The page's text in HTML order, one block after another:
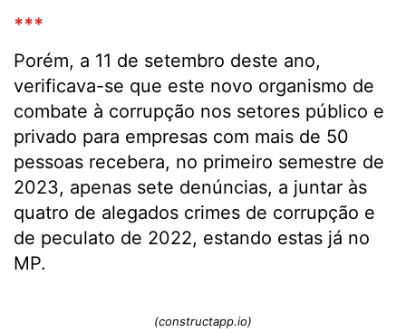
***
Porém, a 11 de setembro deste ano,
verificava-se que este novo organismo de
combate à corrupção nos setores público e
privado para empresas com mais de 50
pessoas recebera, no primeiro semestre de
2023, apenas sete denúncias, a juntar às
quatro de alegados crimes de corrupção e
de peculato de 2022, estando estas já no
MP.
(constructapp.io)